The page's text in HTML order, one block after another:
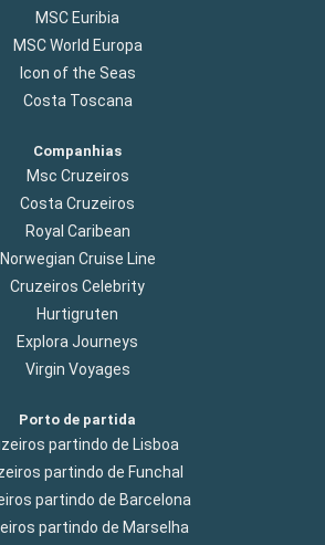
MSC Euribia
MSC World Europa
Icon of the Seas
Costa Toscana
Companhias
Msc Cruzeiros
Costa Cruzeiros
Royal Caribean
Norwegian Cruise Line
Cruzeiros Celebrity
Hurtigruten
Explora Journeys
Virgin Voyages
Porto de partida
partindo de Lisboa
partindo de Funchal
partindo de Barcelona
partindo de Marselha